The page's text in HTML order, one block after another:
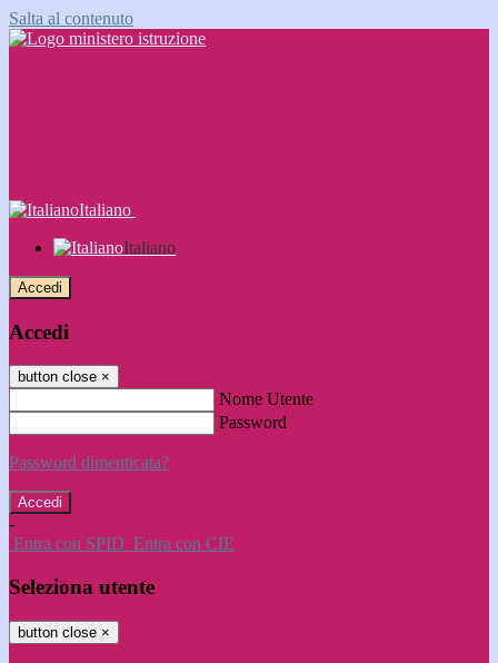
Salta al contenuto
Italiano
Italiano
Accedi
Accedi
button close ×
Nome Utente
Password
Password dimenticata?
-
Entra con SPID Entra con CIE
Seleziona utente
button close ×